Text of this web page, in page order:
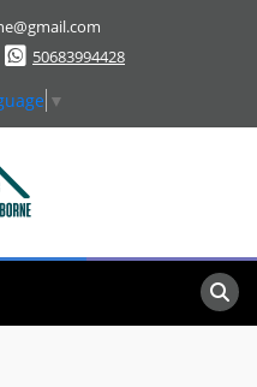
50683994428
▼